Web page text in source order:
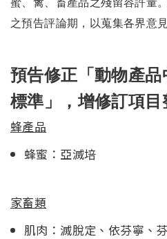
蜜、禽、畜產品之殘留容許量
之預告評論期，以蒐集各界意見
預告修正「動物產
標準」，增修訂項目
蜂產品
蜂蜜：亞滅培
家畜類
肌肉：滅脫定、依芬寧、